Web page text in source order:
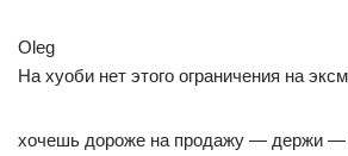
Oleg
На хуоби нет этого ограничения на
хочешь дороже на продажу — держи —